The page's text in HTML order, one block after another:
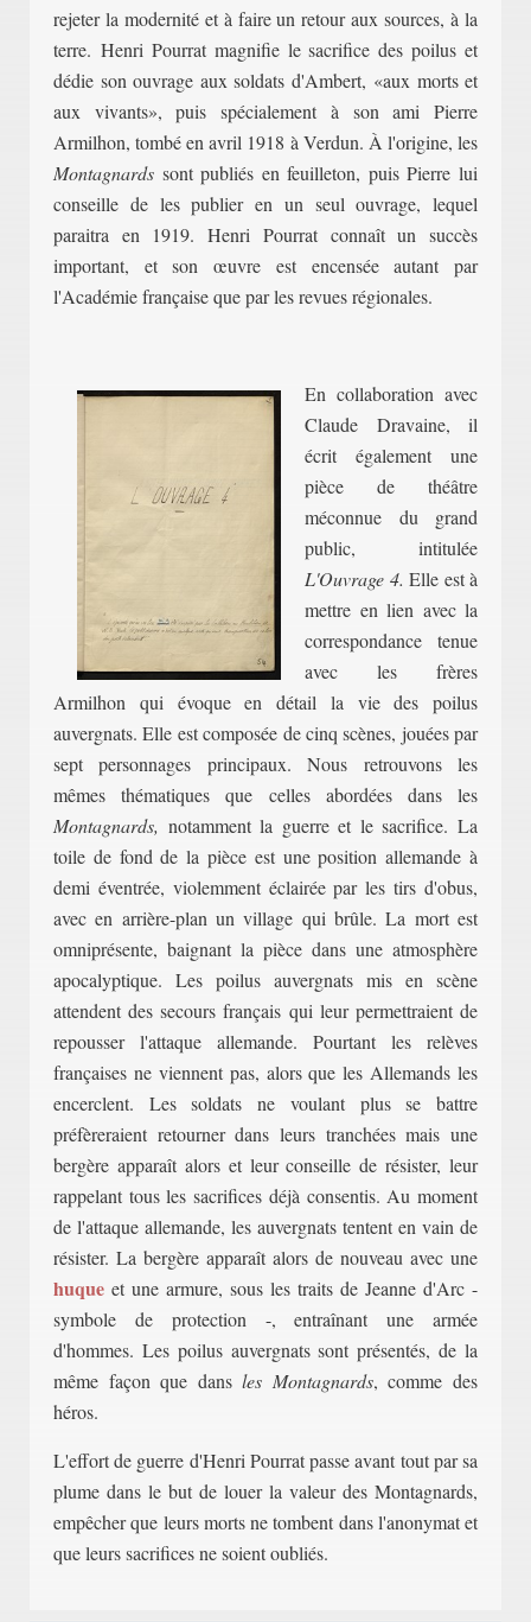
rejeter la modernité et à faire un retour aux sources, à la
terre. Henri Pourrat magnifie le sacrifice des poilus et
dédie son ouvrage aux soldats d'Ambert, «aux morts et
aux vivants», puis spécialement à son ami Pierre
Armilhon, tombé en avril 1918 à Verdun. À l'origine, les
Montagnards sont publiés en feuilleton, puis Pierre lui
conseille de les publier en un seul ouvrage, lequel
paraitra en 1919. Henri Pourrat connaît un succès
important, et son œuvre est encensée autant par
l'Académie française que par les revues régionales.
En collaboration avec
Claude Dravaine, il
écrit également une
pièce de théâtre
méconnue du grand
public, intitulée
L'Ouvrage 4. Elle est à
mettre en lien avec la
correspondance tenue
avec les frères
Armilhon qui évoque en détail la vie des poilus
auvergnats. Elle est composée de cinq scènes, jouées par
sept personnages principaux. Nous retrouvons les
mêmes thématiques que celles abordées dans les
Montagnards, notamment la guerre et le sacrifice. La
toile de fond de la pièce est une position allemande à
demi éventrée, violemment éclairée par les tirs d'obus,
avecen arrière-plan un village qui brûle. La mort est
omniprésente, baignant la pièce dans une atmosphère
apocalyptique. Les poilus auvergnats mis en scène
attendent des secours français qui leur permettraient de
repousser l'attaque allemande. Pourtant les relèves
françaises ne viennent pas, alors que les Allemands les
encerclent. Les soldats ne voulant plus se battre
préfèreraient retourner dans leurs tranchées mais une
bergère apparaît alors et leur conseille de résister, leur
rappelant tous les sacrifices déjà consentis. Au moment
de l'attaque allemande, les auvergnats tentent en vain de
résister. La bergère apparaît alors de nouveau avec une
huque et une armure, sous les traits de Jeanne d'Arc -
symbole de protection -, entraînant une armée
d'hommes. Les poilus auvergnats sont présentés, de la
même façon que dansles Montagnards, comme des
héros.
L'effort de guerre d'Henri Pourrat passe avant tout par sa
plume dans le but de louer la valeur des Montagnards,
empêcher que leurs morts ne tombent dans l'anonymat et
que leurs sacrifices ne soient oubliés.